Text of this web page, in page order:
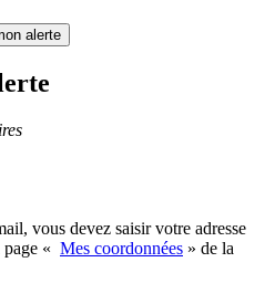
alerte
vous devez saisir votre adresse
« Mes coordonnées » de la